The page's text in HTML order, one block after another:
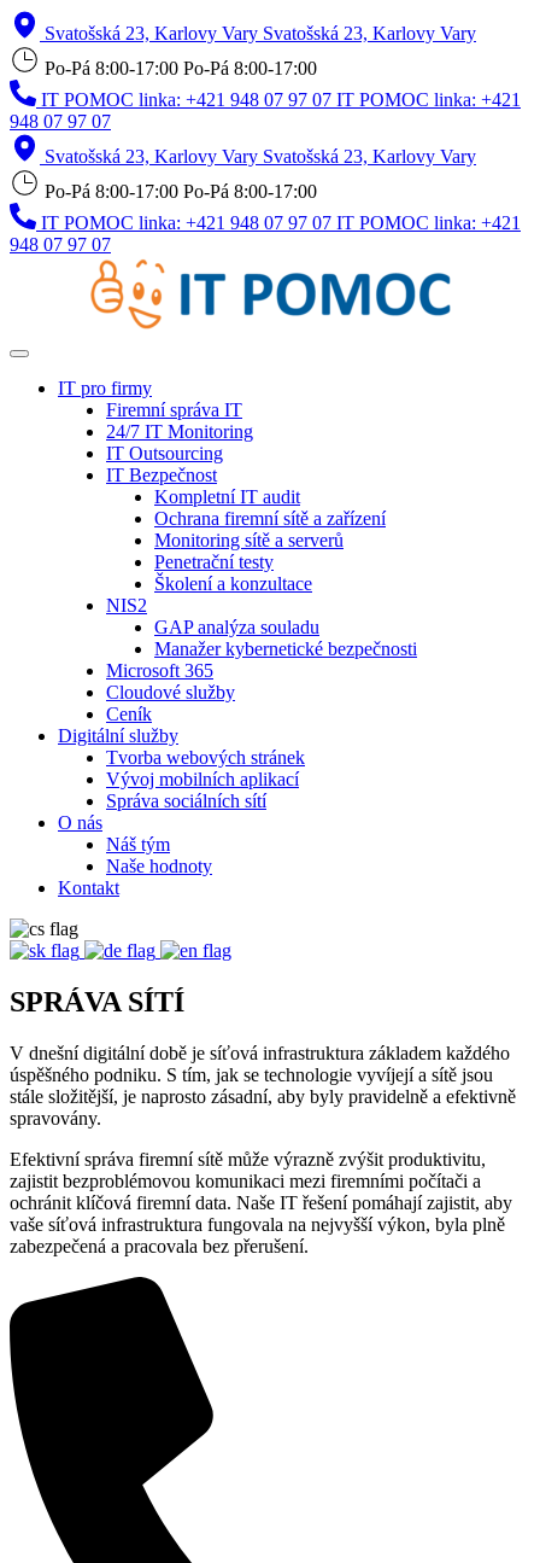
Svatošská 23, Karlovy Vary Svatošská 23, Karlovy Vary
Po-Pá 8:00-17:00 Po-Pá 8:00-17:00
IT POMOC linka: +421 948 07 97 07 IT POMOC linka: +421
948 07 97 07
Svatošská 23, Karlovy Vary Svatošská 23, Karlovy Vary
Po-Pá 8:00-17:00 Po-Pá 8:00-17:00
IT POMOC linka: +421 948 07 97 07 IT POMOC linka: +421
948 07 97 07
IT pro firmy
Firemní správa IT
24/7 IT Monitoring
IT Outsourcing
IT Bezpečnost
Kompletní IT audit
Ochrana firemní sítě a zařízení
Monitoring sítě a serverů
Penetrační testy
Školení a konzultace
NIS2
GAP analýza souladu
Manažer kybernetické bezpečnosti
Microsoft 365
Cloudové služby
Ceník
Digitální služby
Tvorba webových stránek
Vývoj mobilních aplikací
Správa sociálních sítí
O nás
Náš tým
Naše hodnoty
Kontakt
SPRÁVA SÍTÍ
V dnešní digitální době je síťová infrastruktura základem každého
úspěšného podniku. S tím, jak se technologie vyvíjejí a sítě jsou
stále složitější, je naprosto zásadní, aby byly pravidelně a efektivně
spravovány.
Efektivní správa firemní sítě může výrazně zvýšit produktivitu,
zajistit bezproblémovou komunikaci mezi firemními počítači a
ochránit klíčová firemní data. Naše IT řešení pomáhají zajistit, aby
vaše síťová infrastruktura fungovala na nejvyšší výkon, byla plně
zabezpečená a pracovala bez přerušení.